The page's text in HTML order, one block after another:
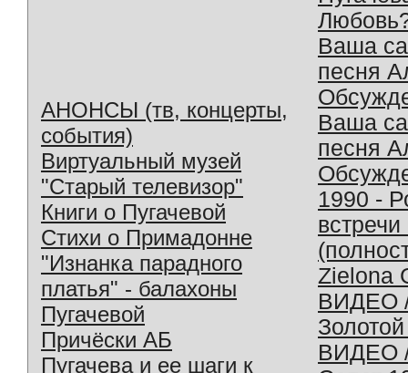
АНОНСЫ (тв, концерты,
события)
Виртуальный музей
"Старый телевизор"
Книги о Пугачевой
Стихи о Примадонне
"Изнанка парадного
платья" - балахоны
Пугачевой
Причёски АБ
Пугачева и ее шаги к
Ваша
песня
Ваша
песня
1990 -
Zielona
ВИДЕО
ВИДЕО